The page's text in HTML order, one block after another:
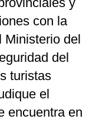
con la
Ministerio del
del
turistas
el
encuentra en